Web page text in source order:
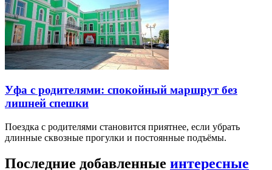
Уфа с родителями: спокойный маршрут без
лишней спешки
Поездка с родителями становится приятнее, если убрать
длинные сквозные прогулки и постоянные подъёмы.
Последние добавленные интересные